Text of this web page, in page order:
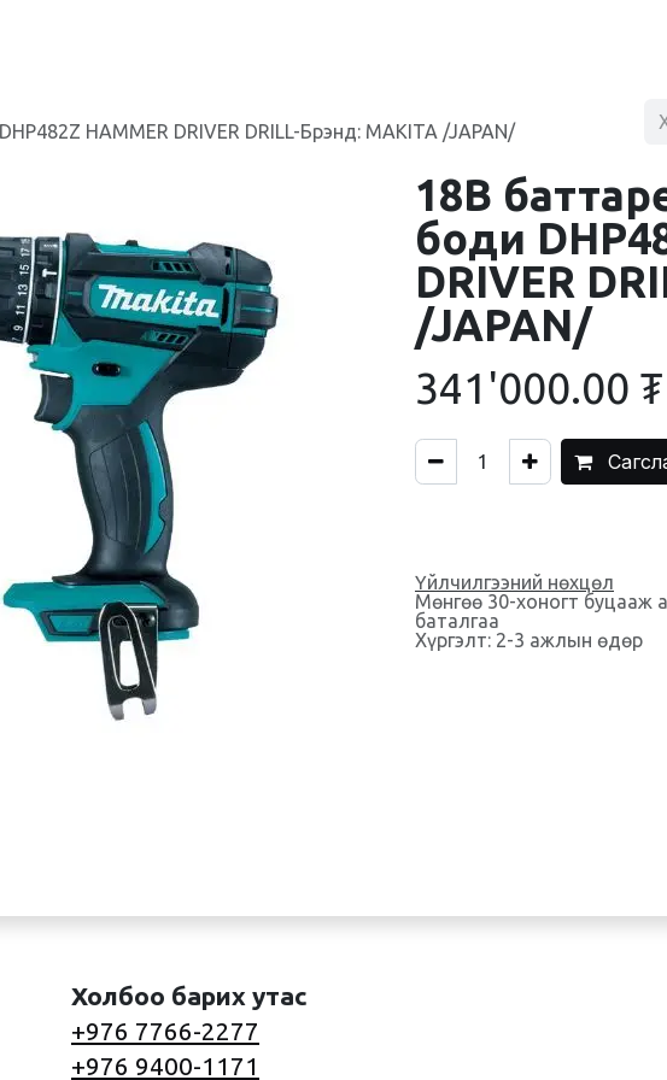
HAMMER DRIVER DRILL-Брэнд: MAKITA /JAPAN/
18В
боди
DRIVER
/JAPAN/
341'000.00 ₮
Үйлчилгээний нөхцөл
Мөнгөө 30-хоногт буцааж
баталгаа
Хүргэлт: 2-3 ажлын өдөр
Холбоо барих утас
+976 7766-2277
+976 9400-1171